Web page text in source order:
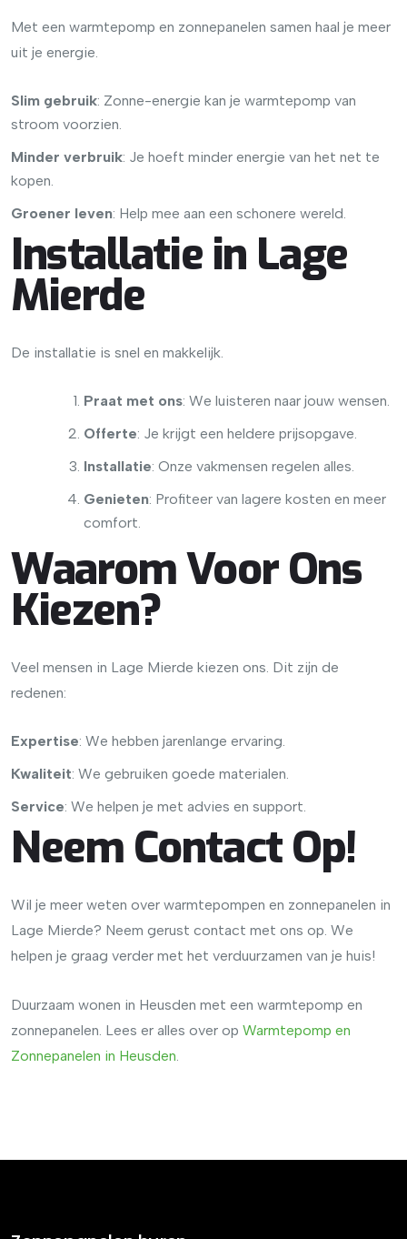
Met een warmtepomp en zonnepanelen samen haal je meer
uit je energie.
Slim gebruik: Zonne-energie kan je warmtepomp van
stroom voorzien.
Minder verbruik: Je hoeft minder energie van het net te
kopen.
Groener leven: Help mee aan een schonere wereld.
Installatie in Lage
Mierde
De installatie is snel en makkelijk.
Praat met ons: We luisteren naar jouw wensen.
Offerte: Je krijgt een heldere prijsopgave.
Installatie: Onze vakmensen regelen alles.
Genieten: Profiteer van lagere kosten en meer
comfort.
Waarom Voor Ons
Kiezen?
Veel mensen in Lage Mierde kiezen ons. Dit zijn de
redenen:
Expertise: We hebben jarenlange ervaring.
Kwaliteit: We gebruiken goede materialen.
Service: We helpen je met advies en support.
Neem Contact Op!
Wil je meer weten over warmtepompen en zonnepanelen in
Lage Mierde? Neem gerust contact met ons op. We
helpen je graag verder met het verduurzamen van je huis!
Duurzaam wonen in Heusden met een warmtepomp en
zonnepanelen. Lees er alles over op Warmtepomp en
Zonnepanelen in Heusden